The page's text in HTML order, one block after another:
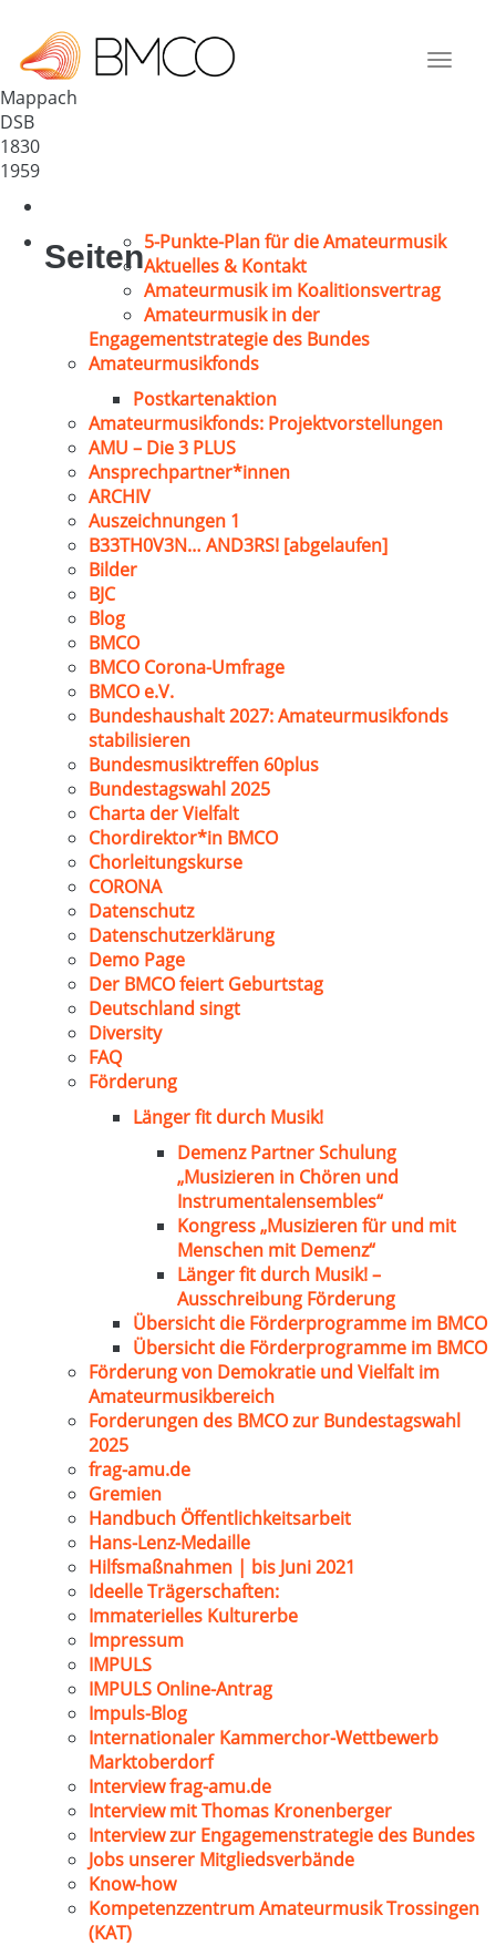
Toggle
Deutschland
79588
Mappach
DSB
1830
1959
Seiten5-Punkte-Plan für die Amateurmusik
Aktuelles & Kontakt
Amateurmusik im Koalitionsvertrag
Amateurmusik in der
Engagementstrategie des Bundes
Amateurmusikfonds
Postkartenaktion
Amateurmusikfonds: Projektvorstellungen
AMU – Die 3 PLUS
Ansprechpartner*innen
ARCHIV
Auszeichnungen 1
B33TH0V3N… AND3RS! [abgelaufen]
Bilder
BJC
Blog
BMCO
BMCO Corona-Umfrage
BMCO e.V.
Bundeshaushalt 2027: Amateurmusikfonds
stabilisieren
Bundesmusiktreffen 60plus
Bundestagswahl 2025
Charta der Vielfalt
Chordirektor*in BMCO
Chorleitungskurse
CORONA
Datenschutz
Datenschutzerklärung
Demo Page
Der BMCO feiert Geburtstag
Deutschland singt
Diversity
FAQ
Förderung
Länger fit durch Musik!
Demenz Partner Schulung
„Musizieren in Chören und
Instrumentalensembles“
Kongress „Musizieren für und mit
Menschen mit Demenz“
Länger fit durch Musik! –
Ausschreibung Förderung
Übersicht die Förderprogramme im BMCO
Übersicht die Förderprogramme im BMCO
Förderung von Demokratie und Vielfalt im
Amateurmusikbereich
Forderungen des BMCO zur Bundestagswahl
2025
frag-amu.de
Gremien
Handbuch Öffentlichkeitsarbeit
Hans-Lenz-Medaille
Hilfsmaßnahmen | bis Juni 2021
Ideelle Trägerschaften:
Immaterielles Kulturerbe
Impressum
IMPULS
IMPULS Online-Antrag
Impuls-Blog
Internationaler Kammerchor-Wettbewerb
Marktoberdorf
Interview frag-amu.de
Interview mit Thomas Kronenberger
Interview zur Engagemenstrategie des Bundes
Jobs unserer Mitgliedsverbände
Know-how
Kompetenzzentrum Amateurmusik Trossingen
(KAT)